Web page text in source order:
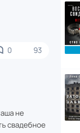
0 93
не
свадебное